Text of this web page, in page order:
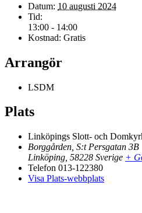
Datum: 10 augusti 2024
Tid:
13:00 - 14:00
Kostnad: Gratis
Arrangör
LSDM
Plats
Linköpings Slott- och
Borggården, S:t Persgatan 3B
Linköping 58228 Sverige +
Telefon 013-122380
Visa Plats-webbplats